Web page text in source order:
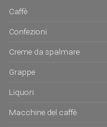
Caffè
Confezioni
Creme da spalmare
Grappe
Liquori
Macchine del caffè